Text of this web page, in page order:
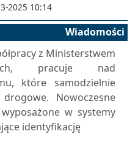
2025 10:14
Wiadomości
z Ministerstwem
pracuje nad
które samodzielnie
Nowoczesne
w systemy
identyfikację